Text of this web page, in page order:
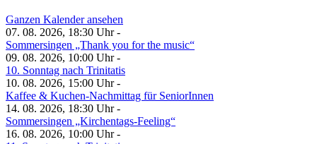
Ganzen Kalender ansehen
07. 08. 2026, 18:30 Uhr -
Sommersingen „Thank you for the music“
09. 08. 2026, 10:00 Uhr -
10. Sonntag nach Trinitatis
10. 08. 2026, 15:00 Uhr -
Kaffee & Kuchen-Nachmittag für SeniorInnen
14. 08. 2026, 18:30 Uhr -
Sommersingen „Kirchentags-Feeling“
16. 08. 2026, 10:00 Uhr -